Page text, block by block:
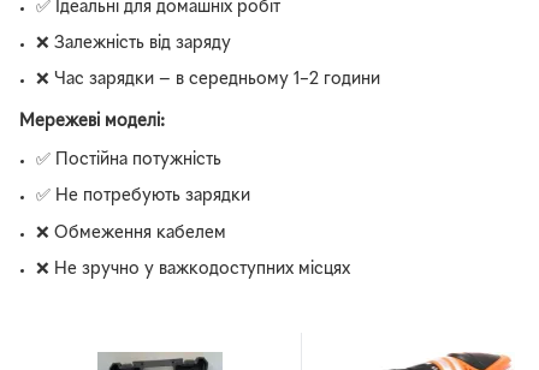
✅ Ідеальні для домашніх робіт
❌ Залежність від заряду
❌ Час зарядки — в середньому 1–2 години
Мережеві моделі:
✅ Постійна потужність
✅ Не потребують зарядки
❌ Обмеження кабелем
❌ Не зручно у важкодоступних місцях